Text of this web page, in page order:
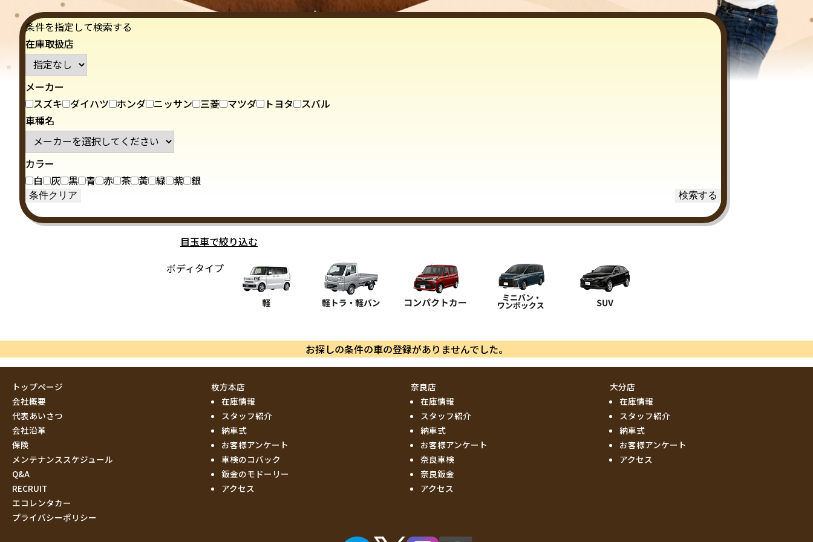
条件を指定して検索する
在庫取扱店
メーカー
スズキ
ダイハツ ホンダ ニッサン 三菱 マツダ トヨタ
スバル
車種名
カラー
白
灰 黒 青 赤 茶 黃 緑 紫 銀
目玉車で絞り込む
ボディタイプ
お探しの条件の車の登録がありませんでした。
トップページ
会社概要
代表あいさつ
会社沿革
保険
メンテナンススケジュール
Q&A
RECRUIT
エコレンタカー
プライバシーポリシー
枚方本店
在庫情報
スタッフ紹介
納車式
お客様アンケート
車検のコバック
鈑金のモドーリー
アクセス
奈良店
在庫情報
スタッフ紹介
納車式
お客様アンケート
奈良車検
奈良鈑金
アクセス
大分店
在庫情報
スタッフ紹介
納車式
お客様アンケート
アクセス